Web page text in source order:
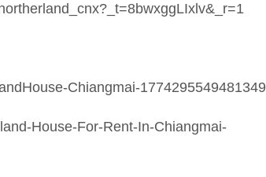
Chiangmai-
House-For-Rent-In-Chiangmai-